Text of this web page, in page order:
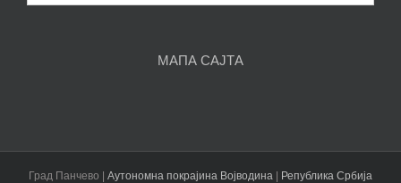
чланака
МАПА САЈТА
Град Панчево | Аутономна покрајина Војводина | Република Србија